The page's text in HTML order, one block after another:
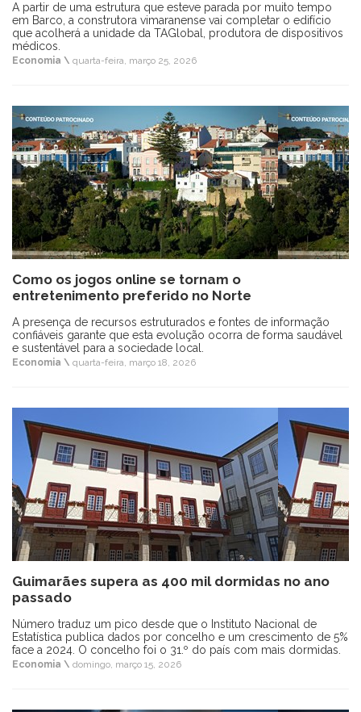
A partir de uma estrutura que esteve parada por muito tempo
em Barco, a construtora vimaranense vai completar o edifício
que acolherá a unidade da TAGlobal, produtora de dispositivos
médicos.
Economia \ quarta-feira, março 25, 2026
Como os jogos online se tornam o
entretenimento preferido no Norte
A presença de recursos estruturados e fontes de informação
confiáveis garante que esta evolução ocorra de forma saudável
e sustentável para a sociedade local.
Economia \ quarta-feira, março 18, 2026
Guimarães supera as 400 mil dormidas no ano
passado
Número traduz um pico desde que o Instituto Nacional de
Estatística publica dados por concelho e um crescimento de 5%
face a 2024. O concelho foi o 31.º do país com mais dormidas.
Economia \ domingo, março 15, 2026